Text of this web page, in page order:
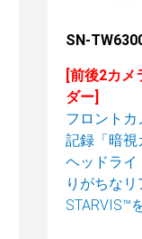
SN-
[前後2カメ
ダー]
フロント
記録「暗視
ヘッドライ
りがちな
STARVIS™